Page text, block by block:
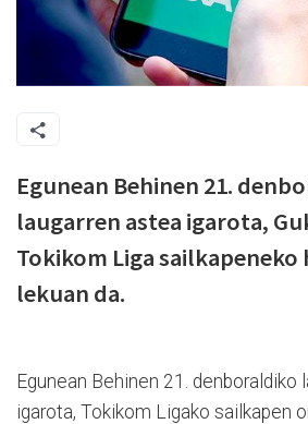
Egunean Behinen 21.
laugarren astea igarota,
Tokikom Liga
lekuan da.
Egunean Behinen 21. denboraldiko
igarota, Tokikom Ligako sailkapen